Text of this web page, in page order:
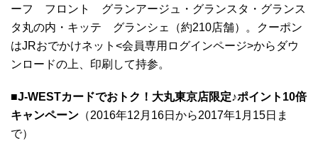
ーフ フロント グランアージュ・グランスタ・グランス
タ丸の内・キッテ グランシェ（約210店舗）。クーポン
はJRおでかけネット<会員専用ログインページ>からダウ
ンロードの上、印刷して持参。
■J-WESTカードでおトク！大丸東京店限定♪ポイント10倍
キャンペーン （2016年12月16日から2017年1月15日ま
で）